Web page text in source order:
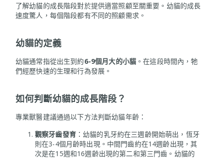
了解幼貓的成長階段對於提供適當照顧至關重要。幼貓的成長
速度驚人，每個階段都有不同的照顧需求。
幼貓的定義
幼貓通常指從出生到約6-9個月大的小貓 。在這段時間內，牠
們經歷快速的生理和行為發展。
如何判斷幼貓的成長階段？
專業獸醫建議通過以下方法判斷幼貓年齡：
觀察牙齒發育：幼貓的乳牙約在三週齡開始萌出，恆牙
則在3-4個月齡時出現。中間門齒約在14週齡出現，其
次是在15週和16週齡出現的第二和第三門齒。幼貓的